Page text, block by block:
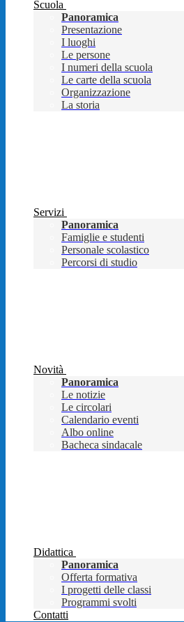
Scuola
Panoramica
Presentazione
I luoghi
Le persone
I numeri della scuola
Le carte della scuola
Organizzazione
La storia
Servizi
Panoramica
Famiglie e studenti
Personale scolastico
Percorsi di studio
Novità
Panoramica
Le notizie
Le circolari
Calendario eventi
Albo online
Bacheca sindacale
Didattica
Panoramica
Offerta formativa
I progetti delle classi
Programmi svolti
Contatti